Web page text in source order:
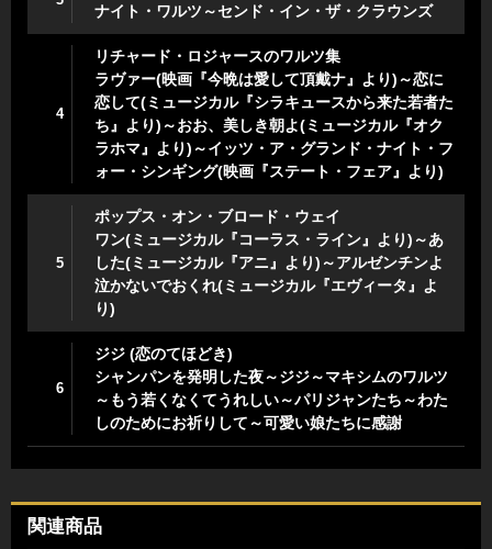
ナイト・ワルツ～センド・イン・ザ・クラウンズ
4
リチャード・ロジャースのワルツ集
ラヴァー(映画『今晩は愛して頂戴ナ』より)～恋に
恋して(ミュージカル『シラキュースから来た若者た
ち』より)～おお、美しき朝よ(ミュージカル『オク
ラホマ』より)～イッツ・ア・グランド・ナイト・フ
ォー・シンギング(映画『ステート・フェア』より)
5
ポップス・オン・ブロード・ウェイ
ワン(ミュージカル『コーラス・ライン』より)～あ
した(ミュージカル『アニ』より)～アルゼンチンよ
泣かないでおくれ(ミュージカル『エヴィータ』よ
り)
6
ジジ (恋のてほどき)
シャンパンを発明した夜～ジジ～マキシムのワルツ
～もう若くなくてうれしい～パリジャンたち～わた
しのためにお祈りして～可愛い娘たちに感謝
関連商品